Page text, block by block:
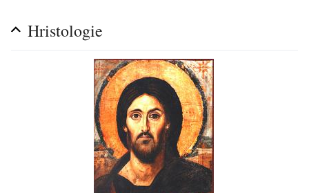
Hristologie